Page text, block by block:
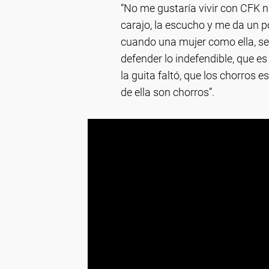
“No me gustaría vivir con CFK
carajo, la escucho y me da un
cuando una mujer como ella,
defender lo indefendible, que
la guita faltó, que los chorros
de ella son chorros”.